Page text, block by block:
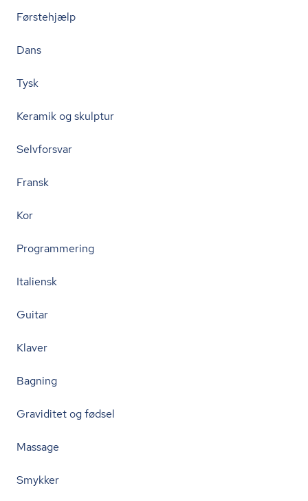
Førstehjælp
Dans
Tysk
Keramik og skulptur
Selvforsvar
Fransk
Kor
Programmering
Italiensk
Guitar
Klaver
Bagning
Graviditet og fødsel
Massage
Smykker